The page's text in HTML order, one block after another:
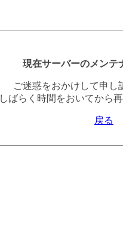
現在サーバーのメンテ
ご迷惑をおかけして申し
しばらく時間をおいてから
戻る